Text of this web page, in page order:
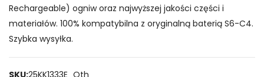
Rechargeable) ogniw oraz najwyższej jakości części i
materiałów. 100% kompatybilna z oryginalną baterią S6-C4.
Szybka wysyłka.